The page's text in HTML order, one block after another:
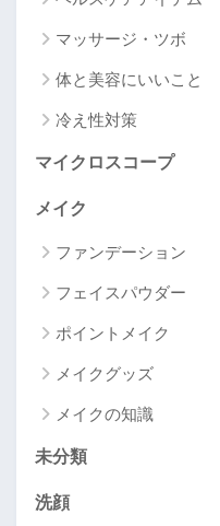
マッサージ・ツボ
体と美容にいいこと
冷え性対策
マイクロスコープ
メイク
ファンデーション
フェイスパウダー
ポイントメイク
メイクグッズ
メイクの知識
未分類
洗顔